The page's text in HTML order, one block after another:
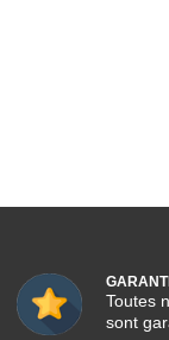
Toutes
sont